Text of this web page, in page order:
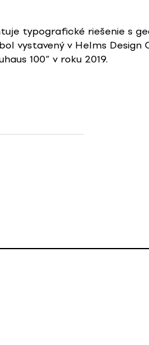
typografické riešenie s
vystavený v Helms Design
100“ v roku 2019.